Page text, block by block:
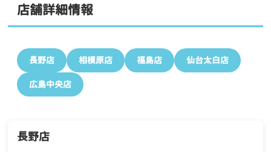
店舗詳細情報
長野店 相模原店 福島店
仙台太白店
広島中央店
長野店